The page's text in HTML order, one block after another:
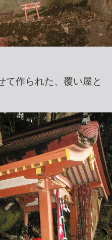
て作られた、覆い屋と